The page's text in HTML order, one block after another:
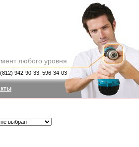
любого уровня
942-90-33, 596-34-03